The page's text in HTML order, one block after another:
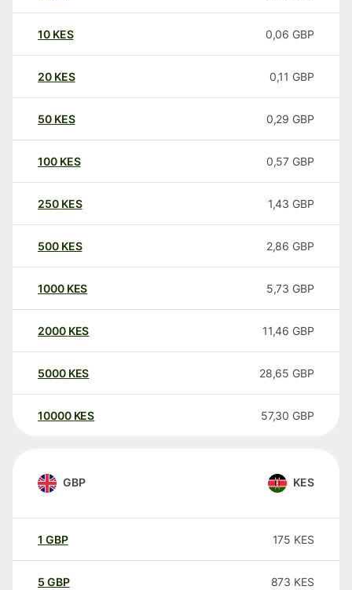
10 KES 0,06 GBP
20 KES 0,11 GBP
50 KES 0,29 GBP
100 KES 0,57 GBP
250 KES 1,43 GBP
500 KES 2,86 GBP
1000 KES 5,73 GBP
2000 KES 11,46 GBP
5000 KES 28,65 GBP
10000 KES 57,30 GBP
GBP KES
1 GBP 175 KES
5 GBP 873 KES